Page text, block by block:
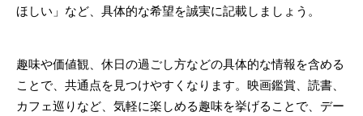
ほしい」など、具体的な希望を誠実に記載しましょう。
趣味や価値観、休日の過ごし方などの具体的な情報を含める
ことで、共通点を見つけやすくなります。映画鑑賞、読書、
カフェ巡りなど、気軽に楽しめる趣味を挙げることで、デー